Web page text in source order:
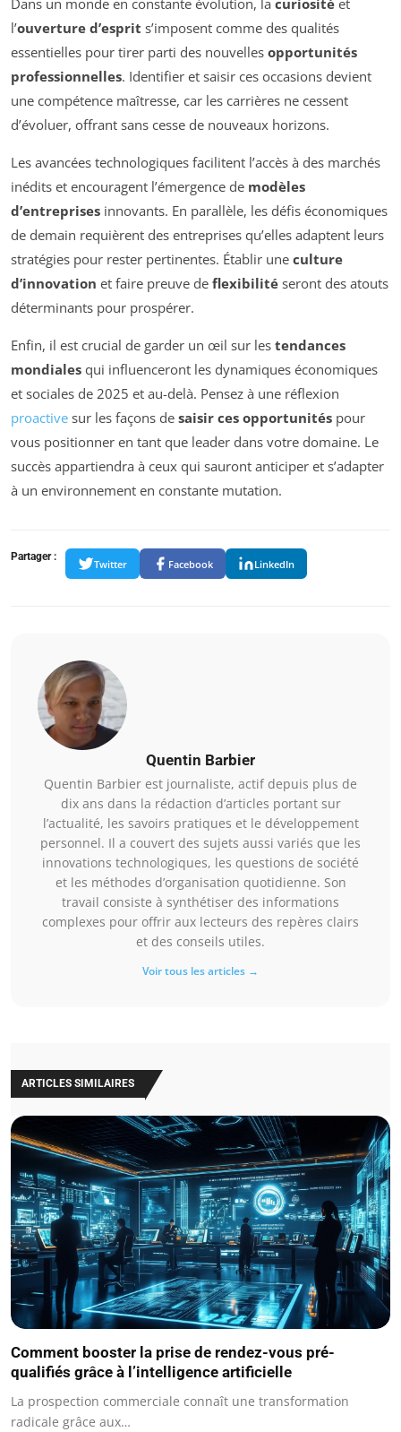
Dans un monde en constante évolution, la curiosité et
l’ouverture d’esprit s’imposent comme des qualités
essentielles pour tirer parti des nouvelles opportunités
professionnelles. Identifier et saisir ces occasions devient
une compétence maîtresse, car les carrières ne cessent
d’évoluer, offrant sans cesse de nouveaux horizons.
Les avancées technologiques facilitent l’accès à des marchés
inédits et encouragent l’émergence de modèles
d’entreprises innovants. En parallèle, les défis économiques
de demain requièrent des entreprises qu’elles adaptent leurs
stratégies pour rester pertinentes. Établir une culture
d’innovation et faire preuve de flexibilité seront des atouts
déterminants pour prospérer.
Enfin, il est crucial de garder un œil sur les tendances
mondiales qui influenceront les dynamiques économiques
et sociales de 2025 et au-delà. Pensez à une réflexion
proactive sur les façons de saisir ces opportunités pour
vous positionner en tant que leader dans votre domaine. Le
succès appartiendra à ceux qui sauront anticiper et s’adapter
à un environnement en constante mutation.
Partager :
Twitter Facebook LinkedIn
Quentin Barbier
Quentin Barbier est journaliste, actif depuis plus de
dix ans dans la rédaction d’articles portant sur
l’actualité, les savoirs pratiques et le développement
personnel. Il a couvert des sujets aussi variés que les
innovations technologiques, les questions de société
et les méthodes d’organisation quotidienne. Son
travail consiste à synthétiser des informations
complexes pour offrir aux lecteurs des repères clairs
et des conseils utiles.
Voir tous les articles →
ARTICLES SIMILAIRES
Comment booster la prise de rendez-vous pré-
qualifiés grâce à l’intelligence artificielle
La prospection commerciale connaît une transformation
radicale grâce aux…